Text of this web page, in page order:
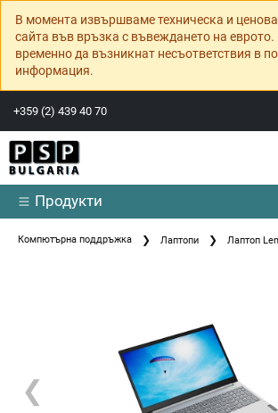
В момента извършваме техническа и
сайта във връзка с въвеждането на
временно да възникнат несъответствия в
информация.
+359 (2) 439 40 70
Продукти
Компютърна поддръжка Лаптопи Лаптоп
❮